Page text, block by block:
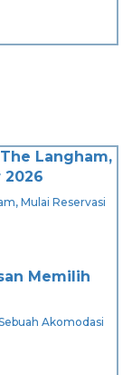
Mulai Reservasi
Akomodasi